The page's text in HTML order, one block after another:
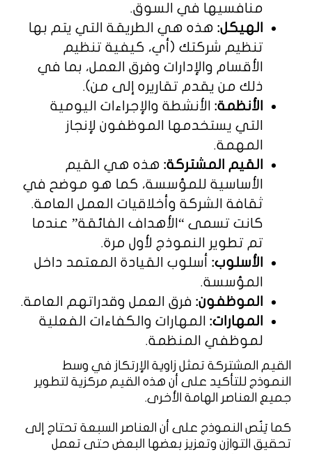
منافسيها في السوق.
الهيكل: هذه هي الطريقة التي يتم بها
تنظيم شركتك (أي، كيفية تنظيم
الأقسام والإدارات وفرق العمل، بما في
ذلك من يقدم تقاريره إلى من).
الأنظمة: الأنشطة والإجراءات اليومية
التي يستخدمها الموظفون لإنجاز
المهمة.
القيم المشتركة: هذه هي القيم
الأساسية للمؤسسة، كما هو موضح في
ثقافة الشركة وأخلاقيات العمل العامة.
كانت تسمى “الأهداف الفائقة” عندما
تم تطوير النموذج لأول مرة.
الأسلوب: أسلوب القيادة المعتمد داخل
المؤسسة.
الموظفون: فرق العمل وقدراتهم العامة.
المهارات: المهارات والكفاءات الفعلية
لموظفي المنظمة.
القيم المشتركة تمثل زاوية الإرتكاز في وسط
النموذج للتأكيد على أن هذه القيم مركزية لتطوير
جميع العناصر الهامة الأخرى.
كما يَنُص النموذج على أن العناصر السبعة تحتاج إلى
تحقيق التوازن وتعزيز بعضها البعض حتى تعمل